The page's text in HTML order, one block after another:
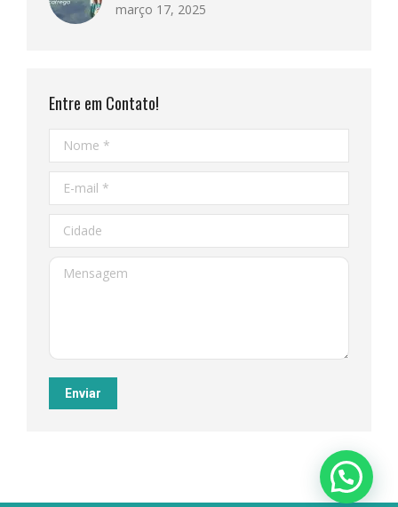
março 17, 2025
Entre em Contato!
Nome *
E-mail *
Cidade
Mensagem
Enviar